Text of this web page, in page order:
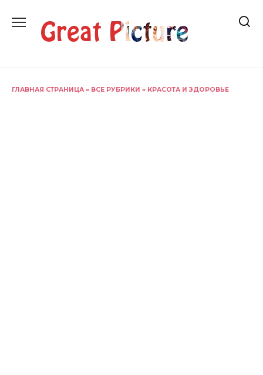
содержанию
ГЛАВНАЯ СТРАНИЦА » ВСЕ РУБРИКИ » КРАСОТА И ЗДОРОВЬЕ